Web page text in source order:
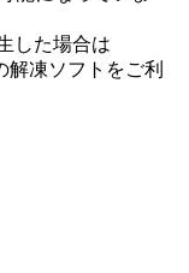
した場合は
解凍ソフトをご利